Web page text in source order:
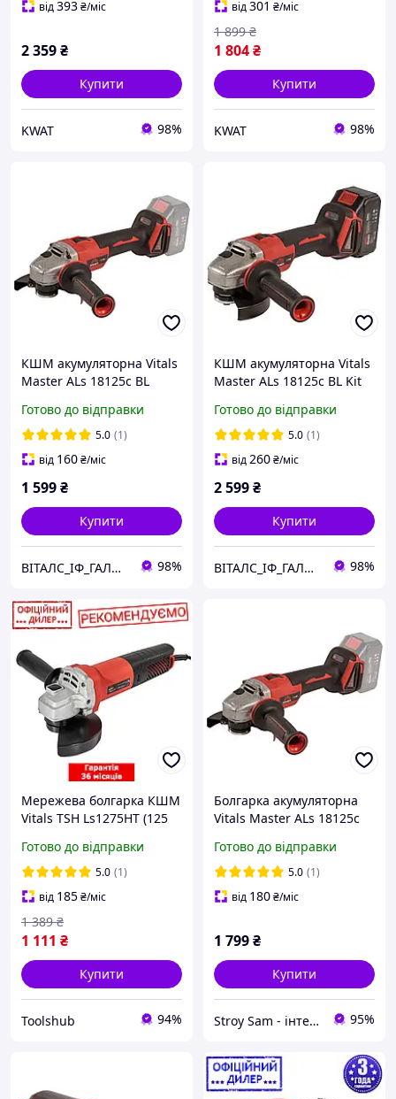
від393₴/міс
2 359₴
Купити
KWAT 98%
від301 ₴/міс
1 804₴
1 899 ₴
Купити
KWAT 98%
КШМ акумуляторна Vitals
Master ALs 18125c BL
Готово до відправки
5.0 (1)
від 160₴/міс
1 599₴
Купити
ВІТАЛС_ІФ_ГАЛИЦЬКА 98%
КШМ акумуляторна Vitals
Master ALs 18125c BL Kit
Готово до відправки
5.0 (1)
від260₴/міс
2 599₴
Купити
ВІТАЛС_ІФ_ГАЛИЦЬКА 98%
Мережева болгарка КШМ
Vitals TSH Ls1275HT (125
11000 об/хв)
Готово до відправки
5.0 (1)
від 185₴/міс
1 111 ₴
1 389 ₴
Купити
Toolshub 94%
Болгарка акумуляторна
Vitals Master ALs 18125c
Готово до відправки
5.0 (1)
від 180₴/міс
1 799₴
Купити
Stroy Sam - інтернет магазин інструментів 95%